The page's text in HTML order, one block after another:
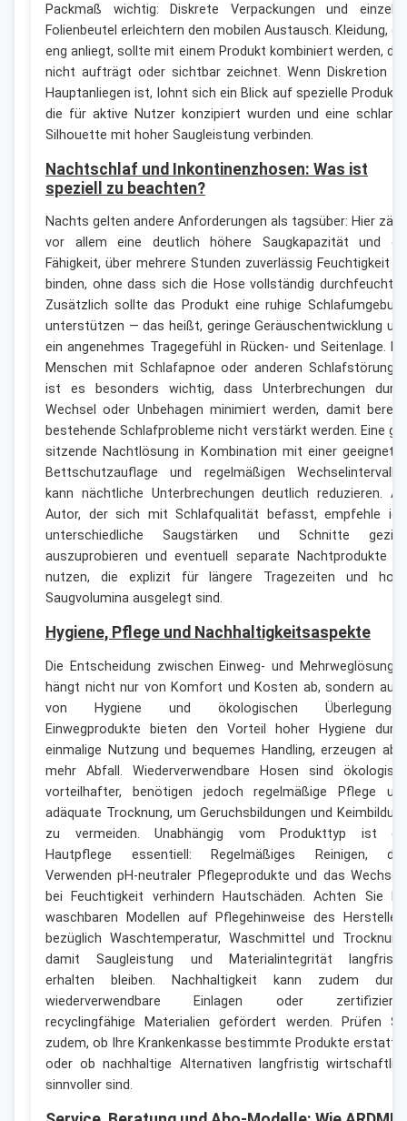
Packmaß wichtig: Diskrete Verpackungen und
Folienbeutel erleichtern den mobilen Austausch. Kleidung,
eng anliegt, sollte mit einem Produkt kombiniert werden,
nicht aufträgt oder sichtbar zeichnet. Wenn Diskretion
Hauptanliegen ist, lohnt sich ein Blick auf spezielle
die für aktive Nutzer konzipiert wurden und eine
Silhouette mit hoher Saugleistung verbinden.
Nachtschlaf und Inkontinenzhosen: Was ist
speziell zu beachten?
Nachts gelten andere Anforderungen als tagsüber: Hier
vor allem eine deutlich höhere Saugkapazität und
Fähigkeit, über mehrere Stunden zuverlässig Feuchtigkeit
binden, ohne dass sich die Hose vollständig
Zusätzlich sollte das Produkt eine ruhige
unterstützen — das heißt, geringe Geräuschentwicklung
ein angenehmes Tragegefühl in Rücken- und Seitenlage.
Menschen mit Schlafapnoe oder anderen
ist es besonders wichtig, dass Unterbrechungen
Wechsel oder Unbehagen minimiert werden, damit
bestehende Schlafprobleme nicht verstärkt werden. Eine
sitzende Nachtlösung in Kombination mit einer
Bettschutzauflage und regelmäßigen
kann nächtliche Unterbrechungen deutlich reduzieren.
Autor, der sich mit Schlafqualität befasst, empfehle
unterschiedliche Saugstärken und Schnitte
auszuprobieren und eventuell separate Nachtprodukte
nutzen, die explizit für längere Tragezeiten und
Saugvolumina ausgelegt sind.
Hygiene, Pflege und Nachhaltigkeitsaspekte
Die Entscheidung zwischen Einweg- und
hängt nicht nur von Komfort und Kosten ab, sondern
von Hygiene und ökologischen
Einwegprodukte bieten den Vorteil hoher Hygiene
einmalige Nutzung und bequemes Handling, erzeugen
mehr Abfall. Wiederverwendbare Hosen sind
vorteilhafter, benötigen jedoch regelmäßige Pflege
adäquate Trocknung, um Geruchsbildungen und
zu vermeiden. Unabhängig vom Produkttyp ist
Hautpflege essentiell: Regelmäßiges Reinigen,
Verwenden pH-neutraler Pflegeprodukte und das
bei Feuchtigkeit verhindern Hautschäden. Achten Sie
waschbaren Modellen auf Pflegehinweise des
bezüglich Waschtemperatur, Waschmittel und
damit Saugleistung und Materialintegrität
erhalten bleiben. Nachhaltigkeit kann zudem
wiederverwendbare Einlagen oder
recyclingfähige Materialien gefördert werden. Prüfen
zudem, ob Ihre Krankenkasse bestimmte Produkte
oder ob nachhaltige Alternativen langfristig
sinnvoller sind.